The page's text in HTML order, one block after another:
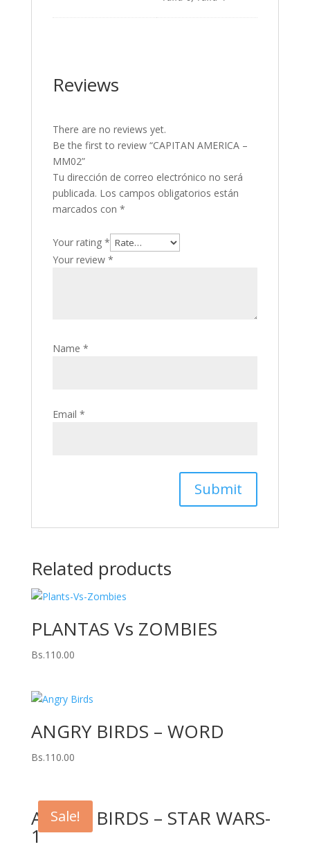
Reviews
There are no reviews yet.
Be the first to review “CAPITAN AMERICA –
MM02”
Tu dirección de correo electrónico no será
publicada. Los campos obligatorios están
marcados con *
Your rating *
Your review *
Name *
Email *
Related products
PLANTAS Vs ZOMBIES
Bs.110.00
ANGRY BIRDS – WORD
Bs.110.00
Sale!
ANGRY BIRDS – STAR WARS-
1